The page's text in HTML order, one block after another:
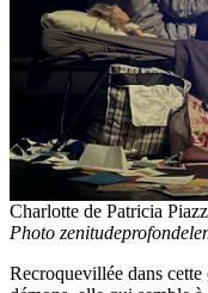
Charlotte de Patricia
Photo
Recroquevillée dans